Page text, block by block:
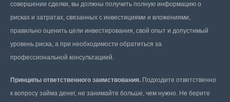
совершении сделки, вы должны получить полную информацию о
рисках и затратах, связанных с инвестициями и вложениями,
правильно оценить цели инвестирования, свой опыт и допустимый
уровень риска, а при необходимости обратиться за
профессиональной консультацией.
Принципы ответственного заимствования. Подходите ответственно
к вопросу займа денег, не занимайте больше, чем нужно. Не берите